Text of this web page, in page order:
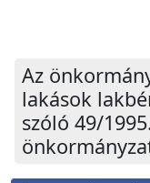
Az
lakások
szóló 49/